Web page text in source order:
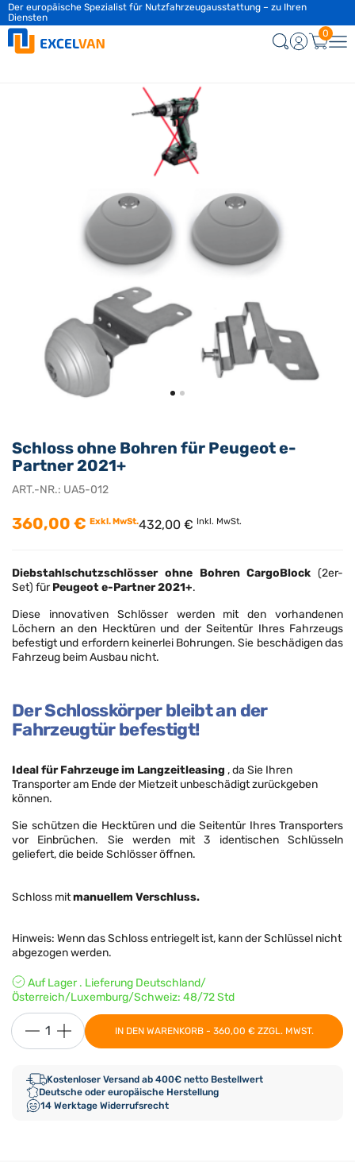
Schloss ohne Bohren für Peugeot e-
Partner 2021+
ART.-NR.: UA5-012
360,00 € Exkl. MwSt.432,00 € Inkl. MwSt.
Diebstahlschutzschlösser ohne Bohren CargoBlock (2er-
Set) fürPeugeote-Partner 2021+.
Diese innovativen Schlösser werden mit den vorhandenen
Löchern an den Hecktüren und der Seitentür Ihres Fahrzeugs
befestigt und erfordern keinerlei Bohrungen. Sie beschädigen das
Fahrzeug beim Ausbau nicht.
Der Schlosskörper bleibt an der
Fahrzeugtür befestigt!
Ideal für Fahrzeuge im Langzeitleasing , da Sie Ihren
Transporter am Ende der Mietzeit unbeschädigt zurückgeben
können.
Sie schützen die Hecktüren und die Seitentür Ihres Transporters
vor Einbrüchen. Sie werden mit 3 identischen Schlüsseln
geliefert, die beide Schlösser öffnen.
Schloss mitmanuellem Verschluss.
Hinweis: Wenn das Schloss entriegelt ist, kann der Schlüssel nicht
abgezogen werden.
Auf Lager . Lieferung Deutschland/
Österreich/Luxemburg/Schweiz: 48/72 Std
IN DEN WARENKORB - 360,00 € ZZGL. MWST.
Kostenloser Versand ab 400€ netto Bestellwert
Deutsche oder europäische Herstellung
14 Werktage Widerrufsrecht
Der europäische Spezialist für Nutzfahrzeugausstattung – zu Ihren
Diensten
0